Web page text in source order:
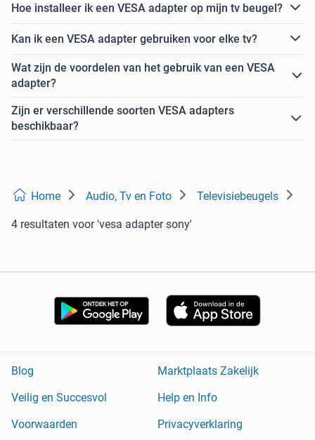
Hoe installeer ik een VESA adapter op mijn tv beugel?
Kan ik een VESA adapter gebruiken voor elke tv?
Wat zijn de voordelen van het gebruik van een VESA
adapter?
Zijn er verschillende soorten VESA adapters
beschikbaar?
Home Audio, Tv en Foto Televisiebeugels
4 resultaten voor 'vesa adapter sony'
Blog
Marktplaats Zakelijk
Veilig en Succesvol
Help en Info
Voorwaarden
Privacyverklaring